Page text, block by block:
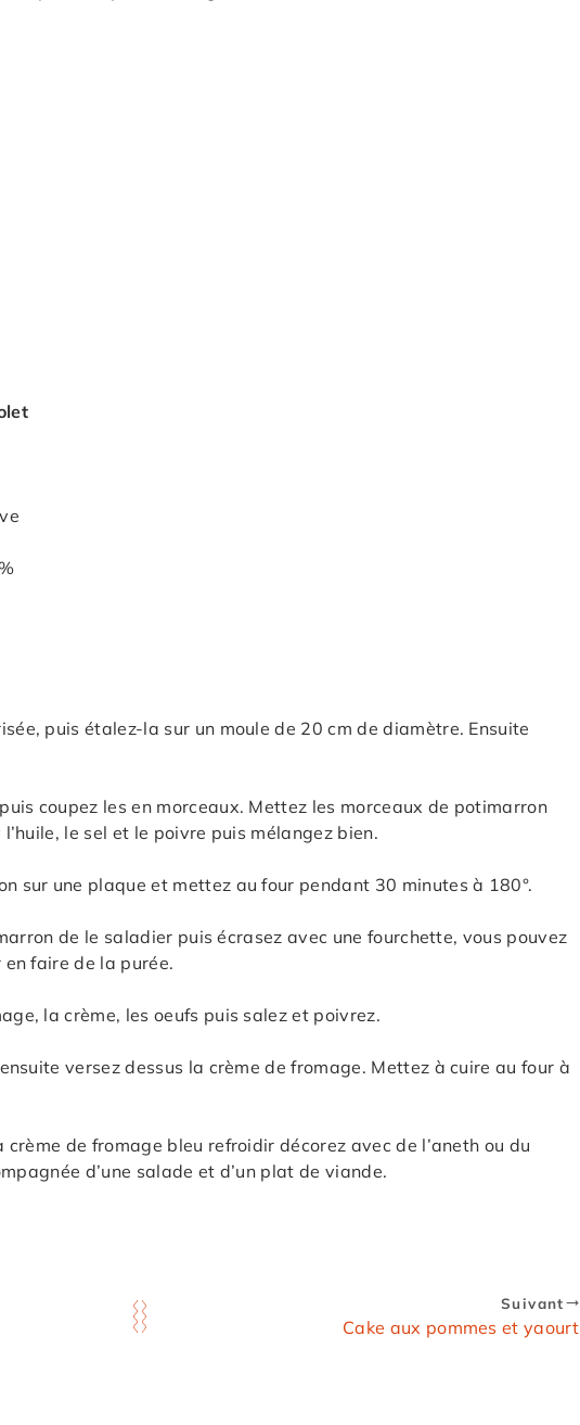
puis étalez-la sur un moule de 20 cm de diamètre. Ensuite
coupez les en morceaux. Mettez les morceaux de potimarron
le sel et le poivre puis mélangez bien.
sur une plaque et mettez au four pendant 30 minutes à 180°.
de le saladier puis écrasez avec une fourchette, vous pouvez
faire de la purée.
la crème, les oeufs puis salez et poivrez.
versez dessus la crème de fromage. Mettez à cuire au four à
de fromage bleu refroidir décorez avec de l’aneth ou du
d’une salade et d’un plat de viande.
Suivant
Cake aux pommes et yaourt